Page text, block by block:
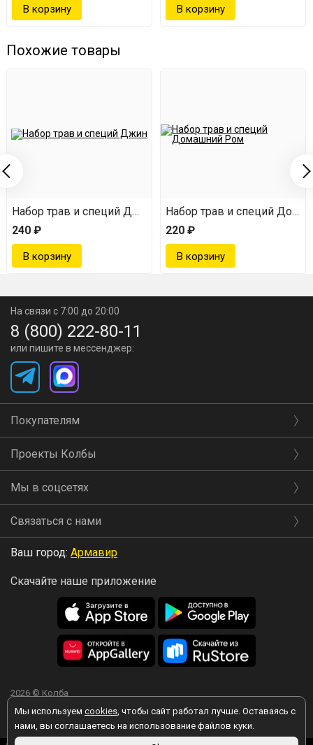
Похожие товары
Набор трав и специй Джин
240 ₽
Набор трав и специй
220 ₽
Мы используем cookies, чтобы сайт работал лучше. Оставаясь с
нами, вы соглашаетесь на использование файлов куки.
На связи с 7:00 до 20:00
8 (800) 222-80-11
или пишите в мессенджер:
Покупателям
Проекты Колбы
Мы в соцсетях
Связаться с нами
Ваш город: Армавир
Скачайте наше приложение
2026 © Колба